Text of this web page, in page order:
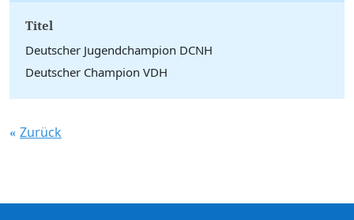
Titel
Deutscher Jugendchampion DCNH
Deutscher Champion VDH
Zurück